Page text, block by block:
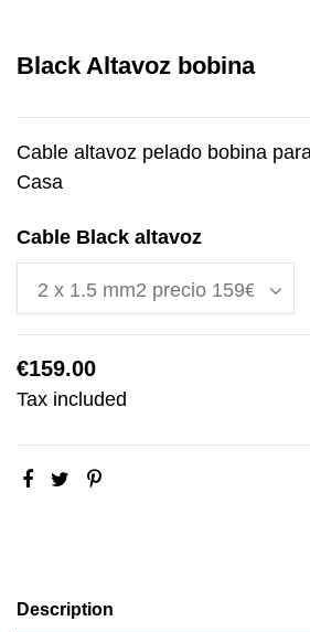
Black Altavoz bobina
Cable altavoz pelado bobina
Casa
Cable Black altavoz
€159.00
Tax included
Description